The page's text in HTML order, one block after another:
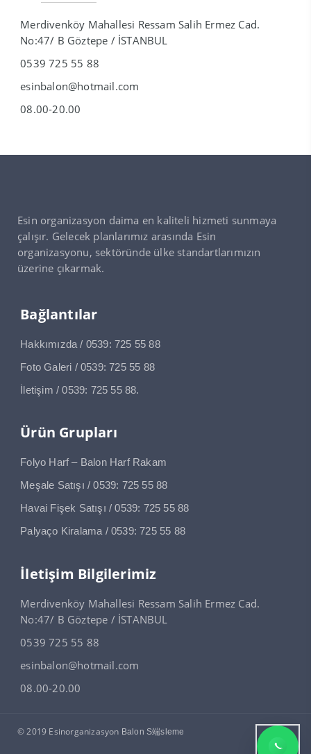
Merdivenköy Mahallesi Ressam Salih Ermez Cad.
No:47/ B Göztepe / İSTANBUL
0539 725 55 88
esinbalon@hotmail.com
08.00-20.00
Esin organizasyon daima en kaliteli hizmeti sunmaya
çalışır. Gelecek planlarımız arasında Esin
organizasyonu, sektöründe ülke standartlarımızın
üzerine çıkarmak.
Bağlantılar
Hakkımızda / 0539: 725 55 88
Foto Galeri / 0539: 725 55 88
İletişim / 0539: 725 55 88.
Ürün Grupları
Folyo Harf – Balon Harf Rakam
Meşale Satışı / 0539: 725 55 88
Havai Fişek Satışı / 0539: 725 55 88
Palyaço Kiralama / 0539: 725 55 88
İletişim Bilgilerimiz
Merdivenköy Mahallesi Ressam Salih Ermez Cad.
No:47/ B Göztepe / İSTANBUL
0539 725 55 88
esinbalon@hotmail.com
08.00-20.00
© 2019 Esinorganizasyon Balon S端sleme